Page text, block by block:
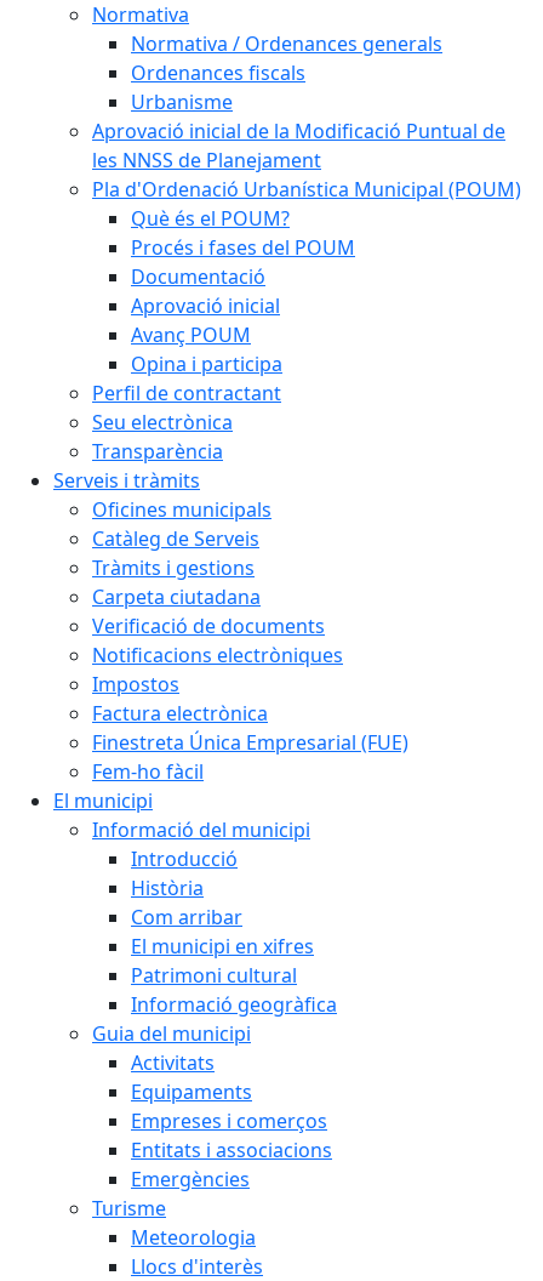
Normativa
Normativa / Ordenances generals
Ordenances fiscals
Urbanisme
Aprovació inicial de la Modificació Puntual de
les NNSS de Planejament
Pla d'Ordenació Urbanística Municipal (POUM)
Què és el POUM?
Procés i fases del POUM
Documentació
Aprovació inicial
Avanç POUM
Opina i participa
Perfil de contractant
Seu electrònica
Transparència
Serveis i tràmits
Oficines municipals
Catàleg de Serveis
Tràmits i gestions
Carpeta ciutadana
Verificació de documents
Notificacions electròniques
Impostos
Factura electrònica
Finestreta Única Empresarial (FUE)
Fem-ho fàcil
El municipi
Informació del municipi
Introducció
Història
Com arribar
El municipi en xifres
Patrimoni cultural
Informació geogràfica
Guia del municipi
Activitats
Equipaments
Empreses i comerços
Entitats i associacions
Emergències
Turisme
Meteorologia
Llocs d'interès